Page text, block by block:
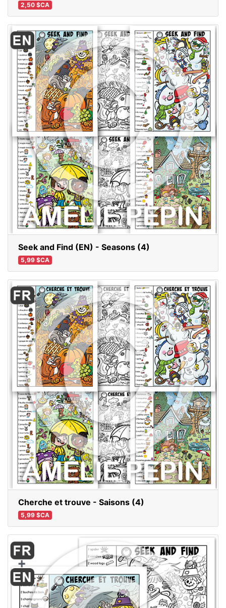
2,50 $CA
Seek and Find (EN) - Seasons (4)
5,99 $CA
Cherche et trouve - Saisons (4)
5,99 $CA